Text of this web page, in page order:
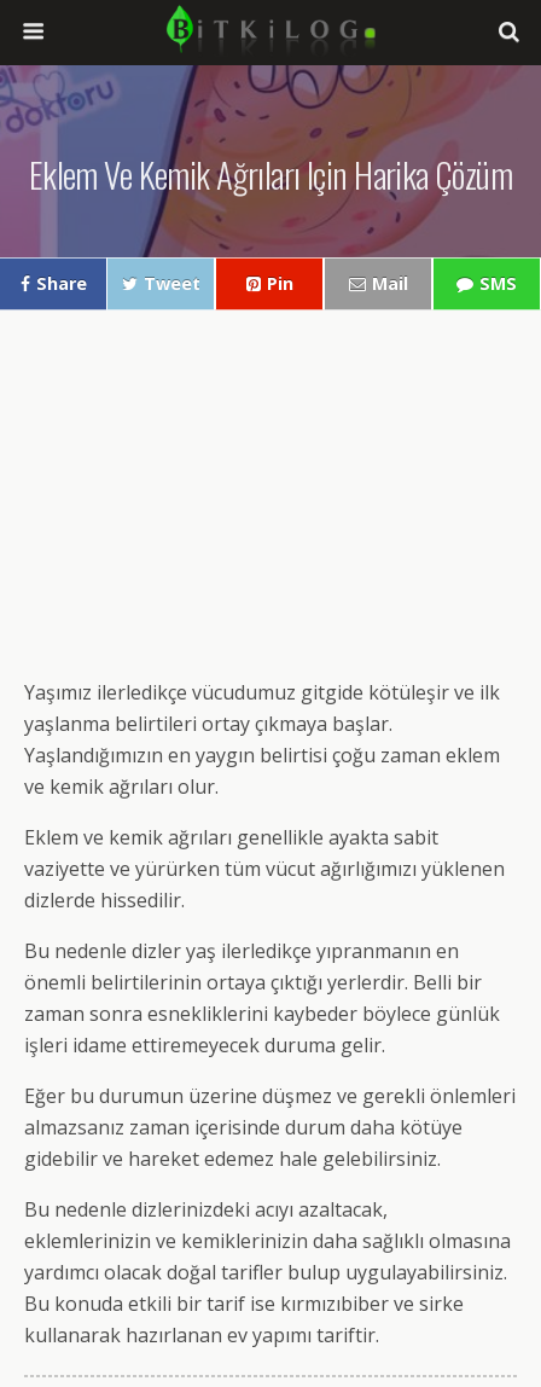
Eklem Ve Kemik Ağrıları Için Harika Çözüm
Share Tweet Pin Mail SMS
Yaşımız ilerledikçe vücudumuz gitgide kötüleşir ve ilk
yaşlanma belirtileri ortay çıkmaya başlar.
Yaşlandığımızın en yaygın belirtisi çoğu zaman eklem
ve kemik ağrıları olur.
Eklem ve kemik ağrıları genellikle ayakta sabit
vaziyette ve yürürken tüm vücut ağırlığımızı yüklenen
dizlerde hissedilir.
Bu nedenle dizler yaş ilerledikçe yıpranmanın en
önemli belirtilerinin ortaya çıktığı yerlerdir. Belli bir
zaman sonra esnekliklerini kaybeder böylece günlük
işleri idame ettiremeyecek duruma gelir.
Eğer bu durumun üzerine düşmez ve gerekli önlemleri
almazsanız zaman içerisinde durum daha kötüye
gidebilir ve hareket edemez hale gelebilirsiniz.
Bu nedenle dizlerinizdeki acıyı azaltacak,
eklemlerinizin ve kemiklerinizin daha sağlıklı olmasına
yardımcı olacak doğal tarifler bulup uygulayabilirsiniz.
Bu konuda etkili bir tarif ise kırmızıbiber ve sirke
kullanarak hazırlanan ev yapımı tariftir.